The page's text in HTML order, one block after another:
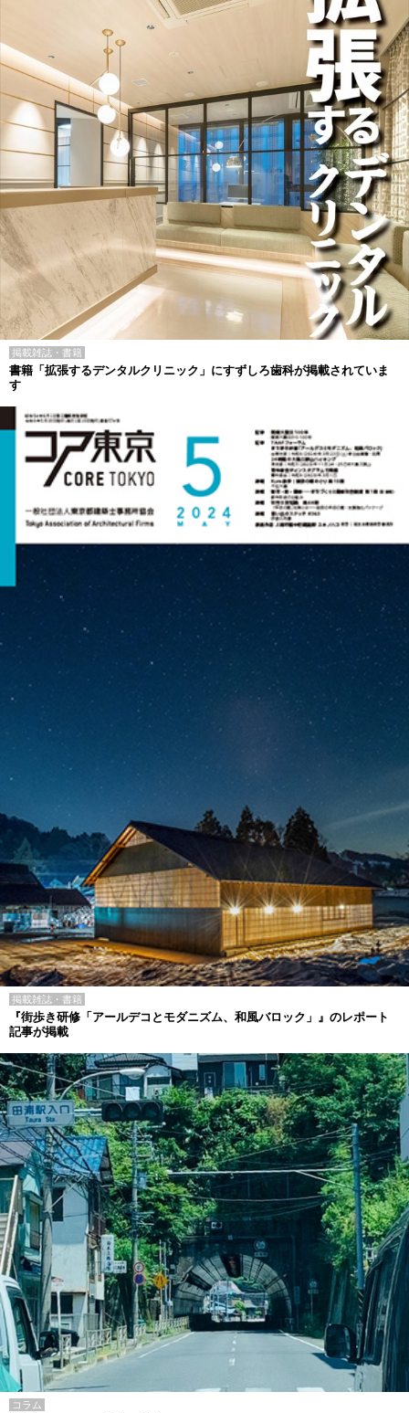
掲載雑誌・書籍
書籍「拡張するデンタルクリニック」にすずしろ歯科が掲載されていま
す
掲載雑誌・書籍
『街歩き研修「アールデコとモダニズム、和風バロック」』のレポート
記事が掲載
コラム